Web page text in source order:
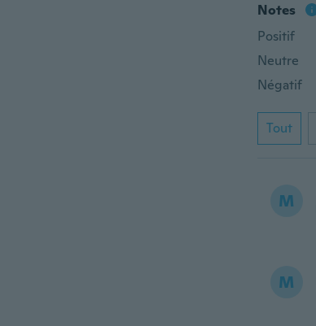
Notes
Positif
Neutre
Négatif
Tout
M
M